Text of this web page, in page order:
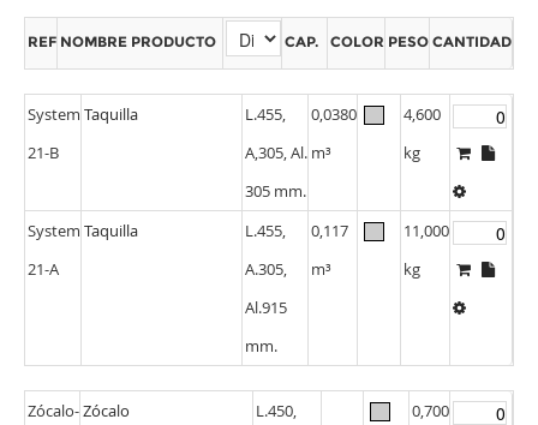
REF NOMBRE PRODUCTO CAP. COLOR PESO CANTIDAD
System
21-B
Taquilla
L.455,
A,305, Al.
305 mm.
0,0380
m³
4,600
kg
System
21-A
Taquilla
L.455,
A.305,
Al.915
mm.
0,117
m³
11,000
kg
Zócalo-Zócalo L.450, 0,700